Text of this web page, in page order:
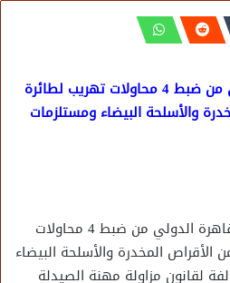
جمارك مطار القاهرة الدولي من ضبط 4 محاولات تهريب لطائرة
والأسلحة البيضاء ومستلزمات
تمكن رجال الجمارك مطار القاهرة الدولي من ضبط 4 محاولات
المخدرة والأسلحة البيضاء
لقانون مزاولة مهنة الصيدلة